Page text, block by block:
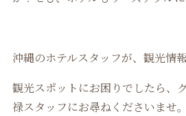
沖縄のホテルスタッフが、観光情
観光スポットにお困りでしたら、
禄スタッフにお尋ねくださいませ。